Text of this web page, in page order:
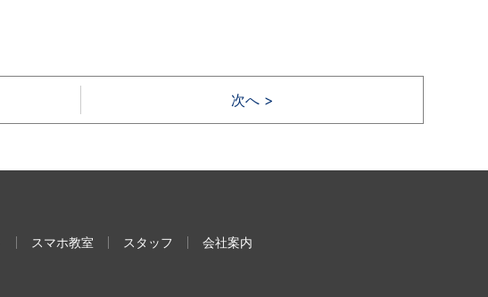
次へ >
スマホ教室 スタッフ 会社案内